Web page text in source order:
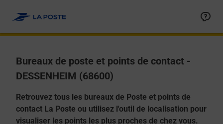
Bureaux de poste et points de contact -
DESSENHEIM (68600)
Retrouvez tous les bureaux de Poste et points de
contact La Poste ou utilisez l'outil de localisation pour
visualiser les points les plus proches de chez vous.